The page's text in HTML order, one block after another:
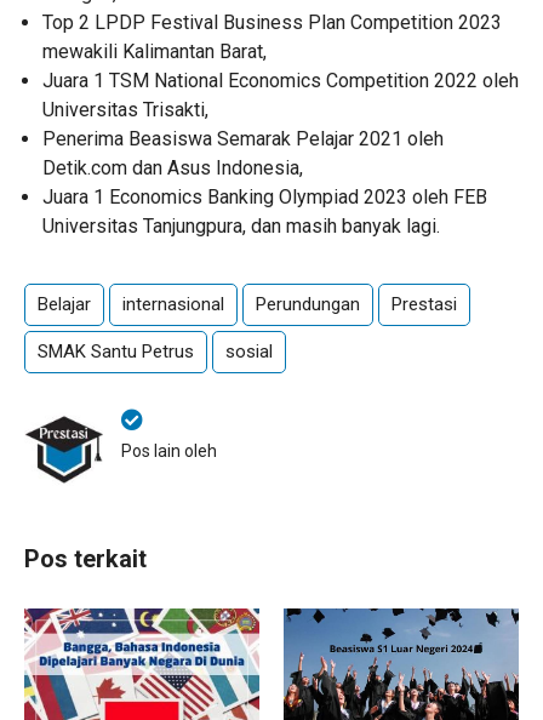
Top 2 LPDP Festival Business Plan Competition 2023
mewakili Kalimantan Barat,
Juara 1 TSM National Economics Competition 2022 oleh
Universitas Trisakti,
Penerima Beasiswa Semarak Pelajar 2021 oleh
Detik.com dan Asus Indonesia,
Juara 1 Economics Banking Olympiad 2023 oleh FEB
Universitas Tanjungpura, dan masih banyak lagi.
Belajar internasional Perundungan Prestasi
SMAK Santu Petrus sosial
Pos lain oleh
Pos terkait